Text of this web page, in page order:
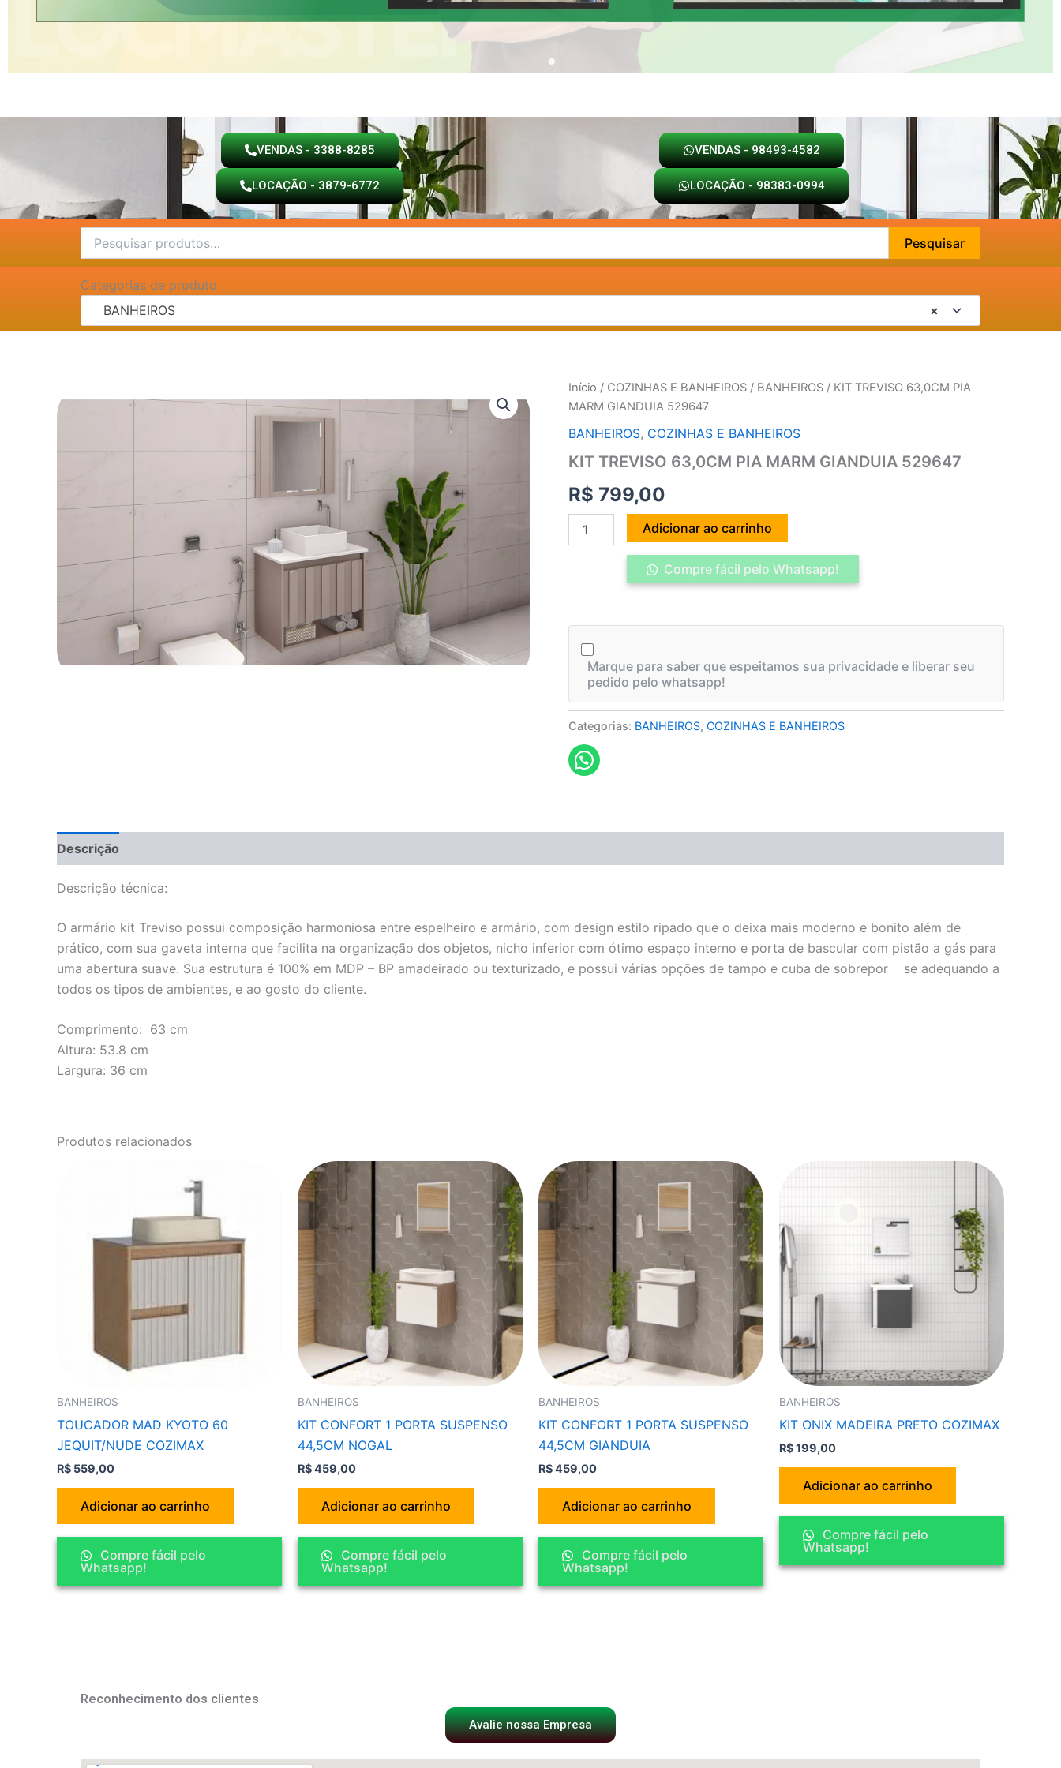
VENDAS - 3388-8285 VENDAS - 98493-4582
LOCAÇÃO - 3879-6772 LOCAÇÃO - 98383-0994
por:
Pesquisar
Categorias de produto
×
BANHEIROS
Início / COZINHAS E BANHEIROS / BANHEIROS / KIT TREVISO 63,0CM PIA
MARM GIANDUIA 529647
BANHEIROS, COZINHAS E BANHEIROS
KIT TREVISO 63,0CM PIA MARM GIANDUIA 529647
R$ 799,00
KIT
TREVISO
PIA
GIANDUIA
quantidade
Adicionar ao carrinho
Compre fácil pelo Whatsapp!
Marque para saber que espeitamos sua privacidade e liberar seu
pedido pelo whatsapp!
Categorias: BANHEIROS, COZINHAS E BANHEIROS
Descrição
Descrição técnica:
O armário kit Treviso possui composição harmoniosa entre espelheiro e armário, com design estilo ripado que o deixa mais moderno e bonito além de
prático, com sua gaveta interna que facilita na organização dos objetos, nicho inferior com ótimo espaço interno e porta de bascular com pistão a gás para
uma abertura suave. Sua estrutura é 100% em MDP – BP amadeirado ou texturizado, e possui várias opções de tampo e cuba de sobrepor se adequando a
todos os tipos de ambientes, e ao gosto do cliente.
Comprimento: 63 cm
Altura: 53.8 cm
Largura: 36 cm
Produtos relacionados
BANHEIROS
TOUCADOR MAD KYOTO 60
JEQUIT/NUDE COZIMAX
R$ 559,00
Adicionar ao carrinho
Compre fácil pelo
Whatsapp!
BANHEIROS
KIT CONFORT 1 PORTA SUSPENSO
44,5CM NOGAL
R$459,00
Adicionar ao carrinho
Compre fácil pelo
Whatsapp!
BANHEIROS
KIT CONFORT 1 PORTA SUSPENSO
44,5CM GIANDUIA
R$459,00
Adicionar ao carrinho
Compre fácil pelo
Whatsapp!
BANHEIROS
KIT ONIX MADEIRA PRETO COZIMAX
R$199,00
Adicionar ao carrinho
Compre fácil pelo
Whatsapp!
Reconhecimento dos clientes
Avalie nossa Empresa